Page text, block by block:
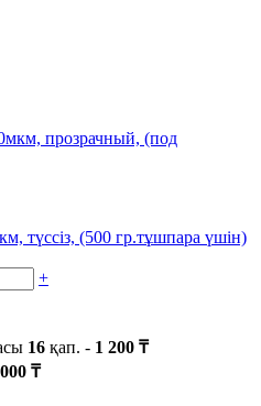
түссіз, (500 гр.тұшпара үшін)
+
16 қап. - 1 200 ₸
₸